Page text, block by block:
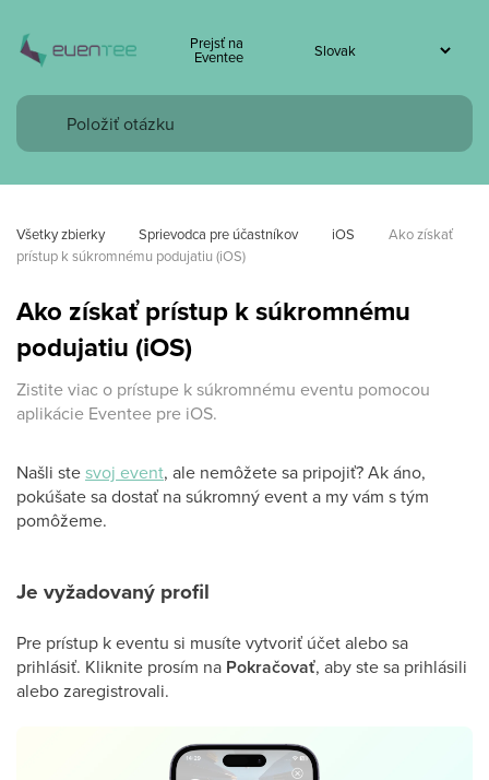
Prejsť na
Eventee
Všetky zbierky Sprievodca pre účastníkov iOS
Ako získať
prístup k súkromnému podujatiu (iOS)
Ako získať prístup k súkromnému
podujatiu (iOS)
Zistite viac o prístupe k súkromnému eventu pomocou
aplikácie Eventee pre iOS.
Našli stesvoj event, ale nemôžete sa pripojiť? Ak áno,
pokúšate sa dostať na súkromný event a my vám s tým
pomôžeme.
Je vyžadovaný profil
Pre prístup k eventu si musíte vytvoriť účet alebo sa
prihlásiť. Kliknite prosím na Pokračovať, aby ste sa prihlásili
alebo zaregistrovali.